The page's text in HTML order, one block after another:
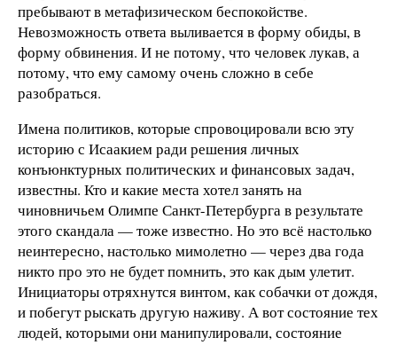
пребывают в метафизическом беспокойстве.
Невозможность ответа выливается в форму обиды, в
форму обвинения. И не потому, что человек лукав, а
потому, что ему самому очень сложно в себе
разобраться.
Имена политиков, которые спровоцировали всю эту
историю с Исаакием ради решения личных
конъюнктурных политических и финансовых задач,
известны. Кто и какие места хотел занять на
чиновничьем Олимпе Санкт-Петербурга в результате
этого скандала — тоже известно. Но это всё настолько
неинтересно, настолько мимолетно — через два года
никто про это не будет помнить, это как дым улетит.
Инициаторы отряхнутся винтом, как собачки от дождя,
и побегут рыскать другую наживу. А вот состояние тех
людей, которыми они манипулировали, состояние